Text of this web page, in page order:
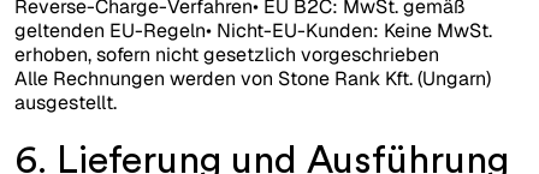
Reverse-Charge-Verfahren• EU B2C: MwSt. gemäß
geltenden EU-Regeln• Nicht-EU-Kunden: Keine MwSt.
erhoben, sofern nicht gesetzlich vorgeschrieben
Alle Rechnungen werden von Stone Rank Kft. (Ungarn)
ausgestellt.
6. Lieferung und Ausführung